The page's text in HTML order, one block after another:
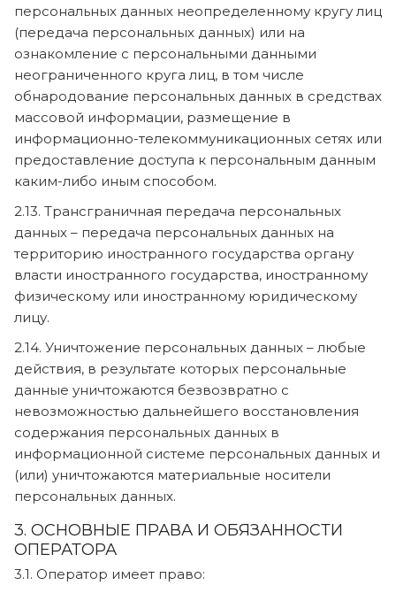
персональных данных неопределенному кругу лиц
(передача персональных данных) или на
ознакомление с персональными данными
неограниченного круга лиц, в том числе
обнародование персональных данных в средствах
массовой информации, размещение в
информационно-телекоммуникационных сетях или
предоставление доступа к персональным данным
каким-либо иным способом.
2.13. Трансграничная передача персональных
данных – передача персональных данных на
территорию иностранного государства органу
власти иностранного государства, иностранному
физическому или иностранному юридическому
лицу.
2.14. Уничтожение персональных данных – любые
действия, в результате которых персональные
данные уничтожаются безвозвратно с
невозможностью дальнейшего восстановления
содержания персональных данных в
информационной системе персональных данных и
(или) уничтожаются материальные носители
персональных данных.
3. ОСНОВНЫЕ ПРАВА И ОБЯЗАННОСТИ
ОПЕРАТОРА
3.1. Оператор имеет право: